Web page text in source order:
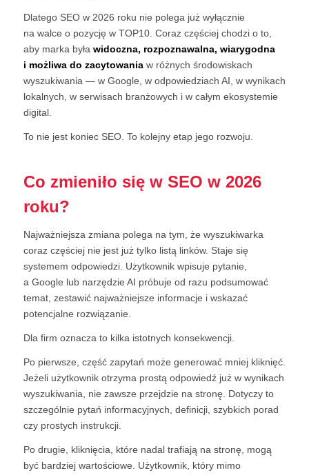
Dlatego SEO w 2026 roku nie polega już wyłącznie
na walce o pozycję w TOP10. Coraz częściej chodzi o to,
aby marka była widoczna, rozpoznawalna, wiarygodna
i możliwa do zacytowaniaw różnych środowiskach
wyszukiwania — w Google, w odpowiedziach AI, w wynikach
lokalnych, w serwisach branżowych i w całym ekosystemie
digital.
To nie jest koniec SEO. To kolejny etap jego rozwoju.
Co zmieniło się w SEO w 2026
roku?
Najważniejsza zmiana polega na tym, że wyszukiwarka
coraz częściej nie jest już tylko listą linków. Staje się
systemem odpowiedzi. Użytkownik wpisuje pytanie,
a Google lub narzędzie AI próbuje od razu podsumować
temat, zestawić najważniejsze informacje i wskazać
potencjalne rozwiązanie.
Dla firm oznacza to kilka istotnych konsekwencji.
Po pierwsze, część zapytań może generować mniej kliknięć.
Jeżeli użytkownik otrzyma prostą odpowiedź już w wynikach
wyszukiwania, nie zawsze przejdzie na stronę. Dotyczy to
szczególnie pytań informacyjnych, definicji, szybkich porad
czy prostych instrukcji.
Po drugie, kliknięcia, które nadal trafiają na stronę, mogą
być bardziej wartościowe. Użytkownik, który mimo